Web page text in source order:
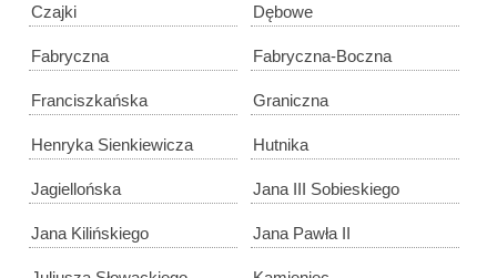
Czajki Dębowe
Fabryczna Fabryczna-Boczna
Franciszkańska Graniczna
Henryka Sienkiewicza Hutnika
Jagiellońska Jana III Sobieskiego
Jana Kilińskiego Jana Pawła II